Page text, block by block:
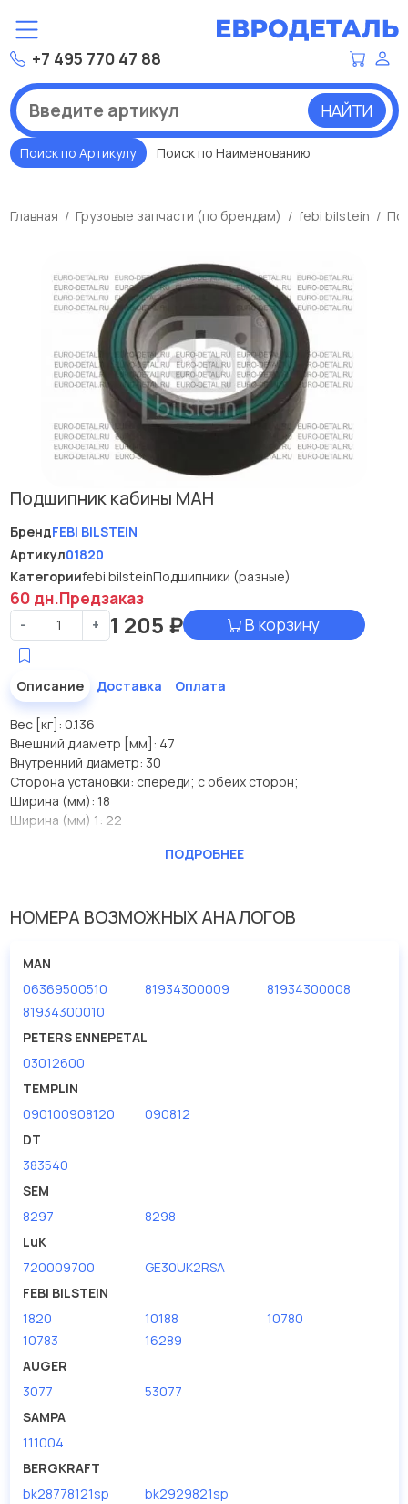
+7 495 770 47 88
НАЙТИ
Поиск по Артикулу Поиск по Наименованию
Главная Грузовые запчасти (по брендам) febi bilstein
Подшипник кабины МАН
БрендFEBI BILSTEIN
Артикул01820
Категорииfebi bilsteinПодшипники (разные)
60 дн.Предзаказ
- + 1 205 ₽ В корзину
Описание Доставка Оплата
Вес [кг]: 0.136
Внешний диаметр [мм]: 47
Внутренний диаметр: 30
Сторона установки: спереди; с обеих сторон;
Ширина (мм): 18
Ширина (мм) 1: 22
Внешний диаметр [мм]
47
Сторона установки
Ширина (мм)
Ширина (мм) 1
ПОДРОБНЕЕ
НОМЕРА ВОЗМОЖНЫХ АНАЛОГОВ
MAN
06369500510
81934300009
81934300008
81934300010
PETERS ENNEPETAL
03012600
TEMPLIN
090100908120
090812
DT
383540
SEM
8297
8298
LuK
720009700
GE30UK2RSA
FEBI BILSTEIN
1820
10188
10780
10783
16289
AUGER
3077
53077
SAMPA
111004
BERGKRAFT
bk28778121sp
bk2929821sp